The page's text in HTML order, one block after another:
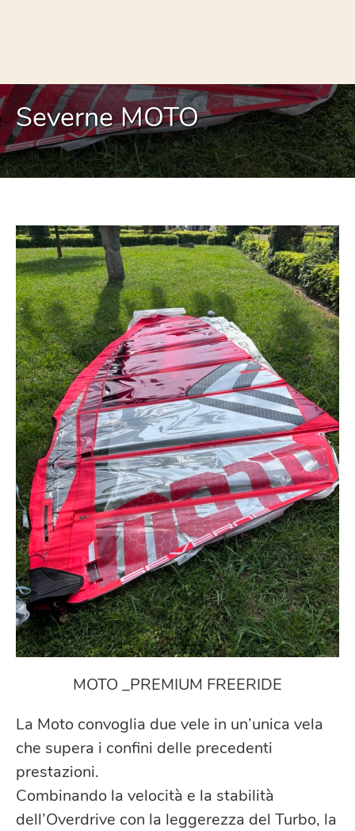
Severne MOTO
MOTO _PREMIUM FREERIDE
La Moto convoglia due vele in un’unica vela
che supera i confini delle precedenti
prestazioni.
Combinando la velocità e la stabilità
dell’Overdrive con la leggerezza del Turbo, la